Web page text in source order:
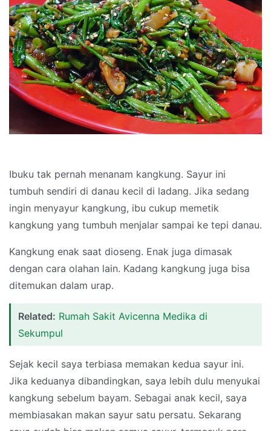
Ibuku tak pernah menanam kangkung. Sayur ini
tumbuh sendiri di danau kecil di ladang. Jika sedang
ingin menyayur kangkung, ibu cukup memetik
kangkung yang tumbuh menjalar sampai ke tepi danau.
Kangkung enak saat dioseng. Enak juga dimasak
dengan cara olahan lain. Kadang kangkung juga bisa
ditemukan dalam urap.
Related: Rumah Sakit Avicenna Medika di
Sekumpul
Sejak kecil saya terbiasa memakan kedua sayur ini.
Jika keduanya dibandingkan, saya lebih dulu menyukai
kangkung sebelum bayam. Sebagai anak kecil, saya
membiasakan makan sayur satu persatu. Sekarang